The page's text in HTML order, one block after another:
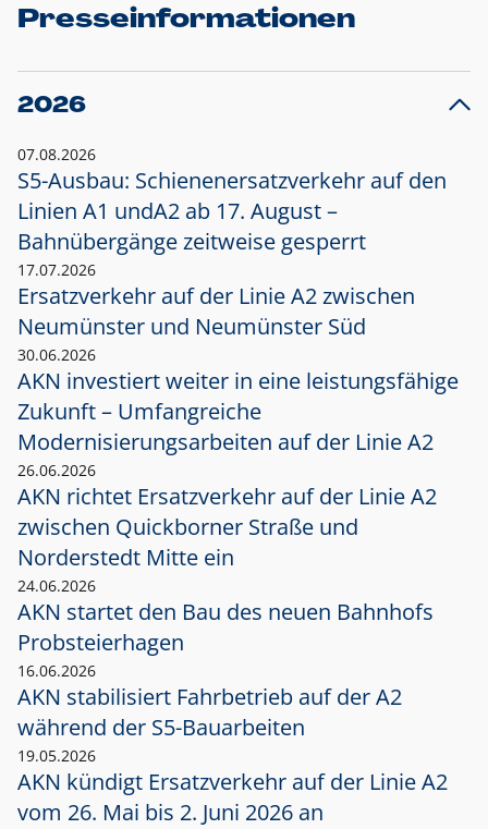
Presseinformationen
2026
07.08.2026
S5-Ausbau: Schienenersatzverkehr auf den
Linien A1 undA2 ab 17. August –
Bahnübergänge zeitweise gesperrt
17.07.2026
Ersatzverkehr auf der Linie A2 zwischen
Neumünster und Neumünster Süd
30.06.2026
AKN investiert weiter in eine leistungsfähige
Zukunft – Umfangreiche
Modernisierungsarbeiten auf der Linie A2
26.06.2026
AKN richtet Ersatzverkehr auf der Linie A2
zwischen Quickborner Straße und
Norderstedt Mitte ein
24.06.2026
AKN startet den Bau des neuen Bahnhofs
Probsteierhagen
16.06.2026
AKN stabilisiert Fahrbetrieb auf der A2
während der S5-Bauarbeiten
19.05.2026
AKN kündigt Ersatzverkehr auf der Linie A2
vom 26. Mai bis 2. Juni 2026 an